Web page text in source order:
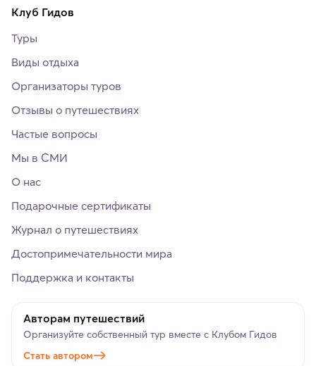
Клуб Гидов
Туры
Виды отдыха
Организаторы туров
Отзывы о путешествиях
Частые вопросы
Мы в СМИ
О нас
Подарочные сертификаты
Журнал о путешествиях
Достопримечательности мира
Поддержка и контакты
Авторам путешествий
Организуйте собственный тур вместе с Клубом Гидов
Стать автором